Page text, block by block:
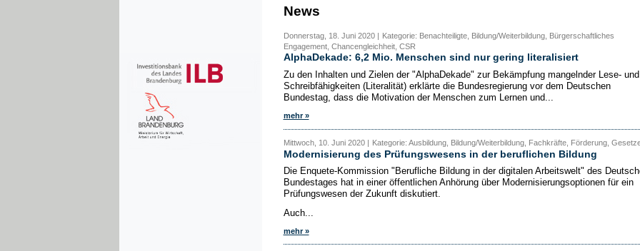
News
Donnerstag, 18. Juni 2020 |
Kategorie: Benachteiligte, Bildung/Weiterbildung, Bürgerschaftliches
Engagement, Chancengleichheit, CSR
AlphaDekade: 6,2 Mio. Menschen sind nur gering literalisiert
Zu den Inhalten und Zielen der "AlphaDekade" zur Bekämpfung mangelnder Lese- und
Schreibfähigkeiten (Literalität) erklärte die Bundesregierung vor dem Deutschen
Bundestag, dass die Motivation der Menschen zum Lernen und...
mehr »
Mittwoch, 10. Juni 2020 | Kategorie: Ausbildung, Bildung/Weiterbildung, Fachkräfte, Förderung,
Modernisierung des Prüfungswesens in der beruflichen Bildung
Die Enquete-Kommission "Berufliche Bildung in der digitalen Arbeitswelt" des
Bundestages hat in einer öffentlichen Anhörung über Modernisierungsoptionen für ein
Prüfungswesen der Zukunft diskutiert.
Auch...
mehr »